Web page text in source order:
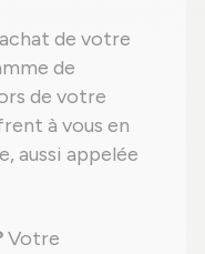
de votre
de
de votre
à vous en
aussi appelée
Votre